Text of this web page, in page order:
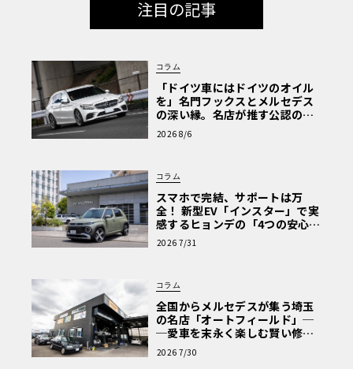
念願のミニ・マーコスを手に入れたマサさんだが、長期間
放置されていたクルマだけに手を入れなければならない部
分もあり、その大部分を自身で行っているという。
ラスが落ちそうだったので外して、アクリルで自作しまし
た。あとはエアコンが付いていたので外したのと、ステア
リングシャフトにガタがあったので交換して、シートもボ
ロボロだったので社外（デルタ製）に換えたりとかですか
ます。エンジンに関してはオイル漏れがひどかったので、
腰上をオーバーホールしました」。
注目の記事
コラム
「ドイツ車にはドイツのオイル
を」名門フックスとメルセデス
の深い縁。名店が推す公認の安
心と、Cクラスで味わうシルキー
な走り〈PR〉
2026 8/6
コラム
スマホで完結、サポートは万
全！ 新型EV「インスター」で実
感するヒョンデの「4つの安心」
【第1回・ヒョンデ6つの疑問：
Why? Hyundai?】〈PR〉
2026 7/31
コラム
全国からメルセデスが集う埼玉
の名店「オートフィールド」─
─愛車を末永く楽しむ賢い修理
術と、プロがフックス製オイル
を選ぶ理由〈PR〉
2026 7/30